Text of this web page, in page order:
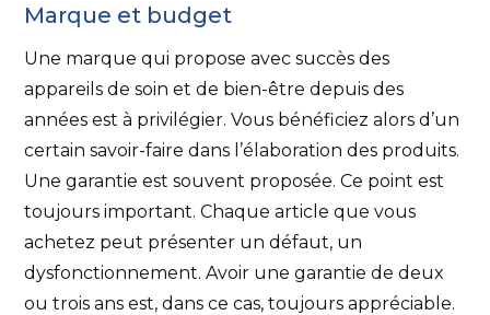
Marque et budget
Une marque qui propose avec succès des
appareils de soin et de bien-être depuis des
années est à privilégier. Vous bénéficiez alors d’un
certain savoir-faire dans l’élaboration des produits.
Une garantie est souvent proposée. Ce point est
toujours important. Chaque article que vous
achetez peut présenter un défaut, un
dysfonctionnement. Avoir une garantie de deux
ou trois ans est, dans ce cas, toujours appréciable.